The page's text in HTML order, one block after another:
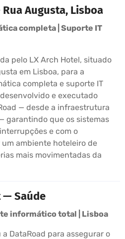
Augusta, Lisboa
completa | Suporte IT
pelo LX Arch Hotel, situado
em Lisboa, para a
completa e suporte IT
e executado
— desde a infraestrutura
garantindo que os sistemas
e com o
ambiente hoteleiro de
mais movimentadas da
— Saúde
informático total | Lisboa
DataRoad para assegurar o